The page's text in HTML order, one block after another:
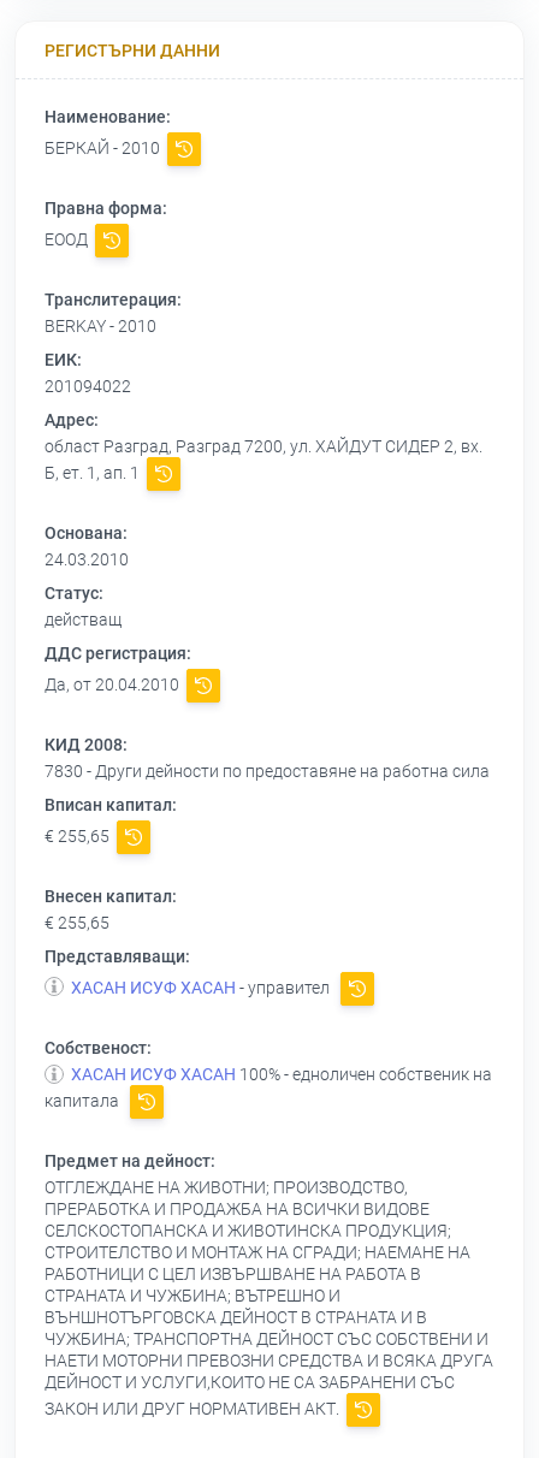
РЕГИСТЪРНИ ДАННИ
Наименование:
БЕРКАЙ - 2010
Правна форма:
ЕООД
Транслитерация:
BERKAY - 2010
ЕИК:
201094022
Адрес:
област Разград, Разград 7200, ул. ХАЙДУТ СИДЕР 2, вх.
Б, ет. 1, ап. 1
Основана:
24.03.2010
Статус:
действащ
ДДС регистрация:
Да, от 20.04.2010
КИД 2008:
7830 - Други дейности по предоставяне на работна сила
Вписан капитал:
€ 255,65
Внесен капитал:
€ 255,65
Представляващи:
ХАСАН ИСУФ ХАСАН - управител
Собственост:
ХАСАН ИСУФ ХАСАН 100% - едноличен собственик на
капитала
Предмет на дейност:
ОТГЛЕЖДАНЕ НА ЖИВОТНИ; ПРОИЗВОДСТВО,
ПРЕРАБОТКА И ПРОДАЖБА НА ВСИЧКИ ВИДОВЕ
СЕЛСКОСТОПАНСКА И ЖИВОТИНСКА ПРОДУКЦИЯ;
СТРОИТЕЛСТВО И МОНТАЖ НА СГРАДИ; НАЕМАНЕ НА
РАБОТНИЦИ С ЦЕЛ ИЗВЪРШВАНЕ НА РАБОТА В
СТРАНАТА И ЧУЖБИНА; ВЪТРЕШНО И
ВЪНШНОТЪРГОВСКА ДЕЙНОСТ В СТРАНАТА И В
ЧУЖБИНА; ТРАНСПОРТНА ДЕЙНОСТ СЪС СОБСТВЕНИ И
НАЕТИ МОТОРНИ ПРЕВОЗНИ СРЕДСТВА И ВСЯКА ДРУГА
ДЕЙНОСТ И УСЛУГИ,КОИТО НЕ СА ЗАБРАНЕНИ СЪС
ЗАКОН ИЛИ ДРУГ НОРМАТИВЕН АКТ.